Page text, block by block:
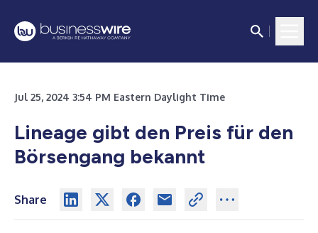
Jul 25, 2024 3:54 PM Eastern Daylight Time
Lineage gibt den Preis für den
Börsengang bekannt
Share